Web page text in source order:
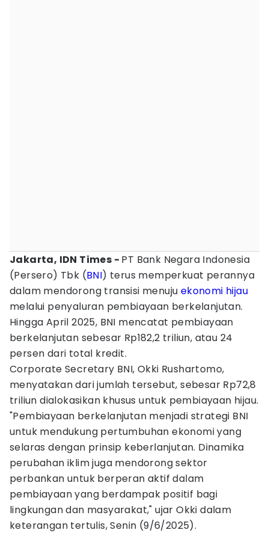
Jakarta, IDN Times - PT Bank Negara Indonesia
(Persero) Tbk (BNI) terus memperkuat perannya
dalam mendorong transisi menuju ekonomi hijau
melalui penyaluran pembiayaan berkelanjutan.
Hingga April 2025, BNI mencatat pembiayaan
berkelanjutan sebesar Rp182,2 triliun, atau 24
persen dari total kredit.
Corporate Secretary BNI, Okki Rushartomo,
menyatakan dari jumlah tersebut, sebesar Rp72,8
triliun dialokasikan khusus untuk pembiayaan hijau.
"Pembiayaan berkelanjutan menjadi strategi BNI
untuk mendukung pertumbuhan ekonomi yang
selaras dengan prinsip keberlanjutan. Dinamika
perubahan iklim juga mendorong sektor
perbankan untuk berperan aktif dalam
pembiayaan yang berdampak positif bagi
lingkungan dan masyarakat," ujar Okki dalam
keterangan tertulis, Senin (9/6/2025).